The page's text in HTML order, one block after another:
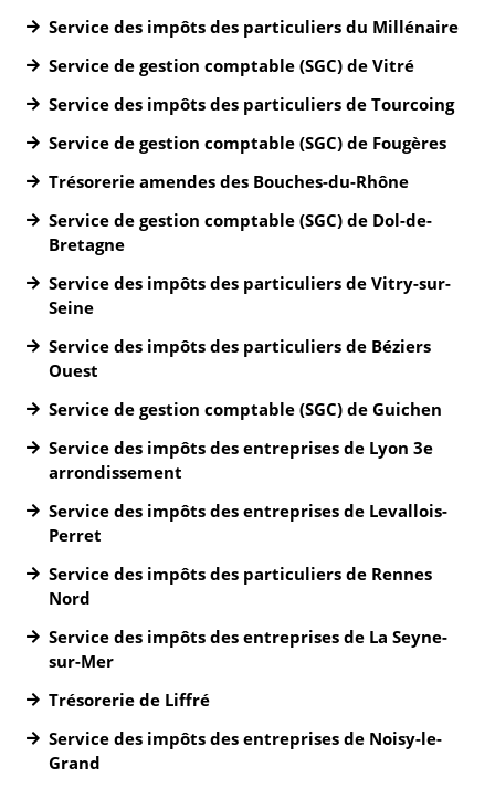
Service des impôts des particuliers du Millénaire
Service de gestion comptable (SGC) de Vitré
Service des impôts des particuliers de Tourcoing
Service de gestion comptable (SGC) de Fougères
Trésorerie amendes des Bouches-du-Rhône
Service de gestion comptable (SGC) de Dol-de-
Bretagne
Service des impôts des particuliers de Vitry-sur-
Seine
Service des impôts des particuliers de Béziers
Ouest
Service de gestion comptable (SGC) de Guichen
Service des impôts des entreprises de Lyon 3e
arrondissement
Service des impôts des entreprises de Levallois-
Perret
Service des impôts des particuliers de Rennes
Nord
Service des impôts des entreprises de La Seyne-
sur-Mer
Trésorerie de Liffré
Service des impôts des entreprises de Noisy-le-
Grand